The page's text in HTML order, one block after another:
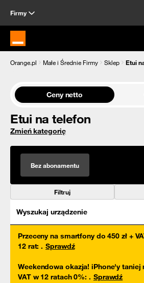
Firmy
Strona główna Orange.pl
Orange.pl Małe i Średnie Firmy Sklep Etui
Ceny netto
Etui na telefon
Zmień kategorię
Bez abonamentu
Filtruj
Wyszukaj urządzenie
Przeceny na smartfony do 450 zł +
12 rat: . Sprawdź
Weekendowa okazja! iPhone'y taniej
VAT w 12 ratach 0%: . Sprawdź